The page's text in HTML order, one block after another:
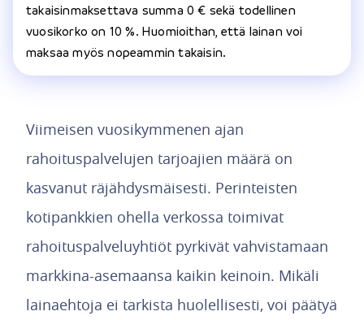
takaisinmaksettava summa 0 € sekä todellinen
vuosikorko on 10 %. Huomioithan, että lainan voi
maksaa myös nopeammin takaisin.
Viimeisen vuosikymmenen ajan
rahoituspalvelujen tarjoajien määrä on
kasvanut räjähdysmäisesti. Perinteisten
kotipankkien ohella verkossa toimivat
rahoituspalveluyhtiöt pyrkivät vahvistamaan
markkina-asemaansa kaikin keinoin. Mikäli
lainaehtoja ei tarkista huolellisesti, voi päätyä